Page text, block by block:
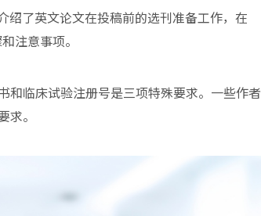
绍了英文论文在投稿前的选刊准备工作，在
注意事项。
和临床试验注册号是三项特殊要求。一些作者
。